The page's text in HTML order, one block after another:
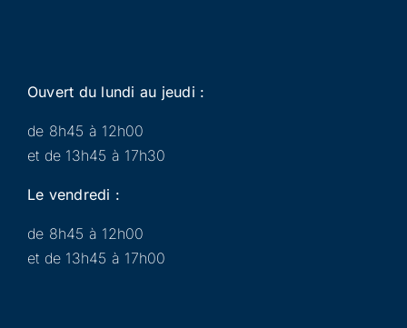
Ouvert du lundi au jeudi :
de 8h45 à 12h00
et de 13h45 à 17h30
Le vendredi :
de 8h45 à 12h00
et de 13h45 à 17h00